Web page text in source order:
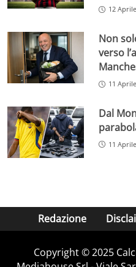
12
Non
verso
11
Dal
11
Redazione
Copyright © 2025